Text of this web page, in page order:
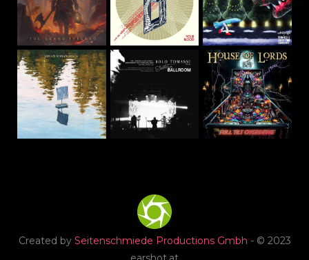
Created by Seitenschmiede Productions Gmbh - © 2023